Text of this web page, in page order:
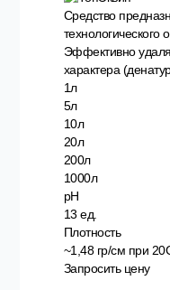
Средство
технологического
Эффективно
характера
1л
5л
10л
20л
200л
1000л
pH
13 ед.
Плотность
~1,48 гр/см при
Запросить цену